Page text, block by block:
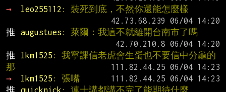
→
leo255112 : 裝死到底，不然你還能怎麼樣
推
augustues : 萊爾：我這不就離開台南市了嗎
推
lkm1525 : 我寧課信老虎會生蛋也不要信中分龜的
那
→
lkm1525 : 張嘴
推
quicknick : 連十講都講不完了能期待什麼